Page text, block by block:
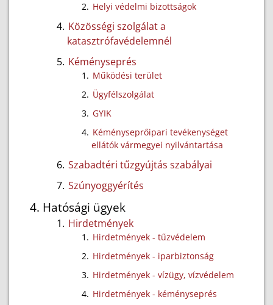
Helyi védelmi bizottságok
Közösségi szolgálat a
katasztrófavédelemnél
Kéményseprés
Működési terület
Ügyfélszolgálat
GYIK
Kéményseprőipari tevékenységet
ellátók vármegyei nyilvántartása
Szabadtéri tűzgyújtás szabályai
Szúnyoggyérítés
Hatósági ügyek
Hirdetmények
Hirdetmények - tűzvédelem
Hirdetmények - iparbiztonság
Hirdetmények - vízügy, vízvédelem
Hirdetmények - kéményseprés